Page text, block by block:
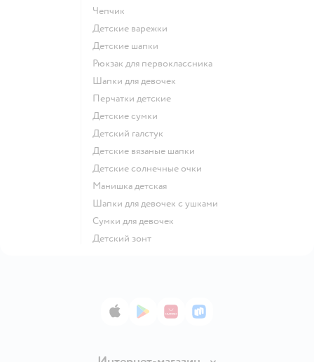
Чепчик
Детские варежки
Детские шапки
Рюкзак для первоклассника
Шапки для девочек
Перчатки детские
Детские сумки
Детский галстук
Детские вязаные шапки
Детские солнечные очки
Манишка детская
Шапки для девочек с ушками
Сумки для девочек
Детский зонт
App StoreGoogle Play
AppGallery
RuStore